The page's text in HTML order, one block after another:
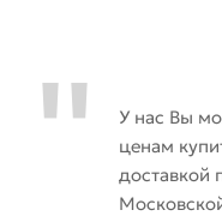
У нас Вы
ценам
доставкой